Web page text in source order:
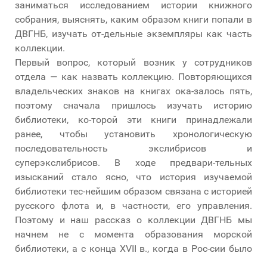
заниматься исследованием истории книжного
собрания, выяснять, каким образом книги попали в
ДВГНБ, изучать от-дельные экземпляры как часть
коллекции.
Первый вопрос, который возник у сотрудников
отдела — как назвать коллекцию. Повторяющихся
владельческих знаков на книгах ока-залось пять,
поэтому сначала пришлось изучать историю
библиотеки, ко-торой эти книги принадлежали
ранее, чтобы установить хронологическую
последовательность экслибрисов и
суперэкслибрисов. В ходе предвари-тельных
изысканий стало ясно, что история изучаемой
библиотеки тес-нейшим образом связана с историей
русского флота и, в частности, его управления.
Поэтому и наш рассказ о коллекции ДВГНБ мы
начнем не с момента образования морской
библиотеки, а с конца XVII в., когда в Рос-сии было